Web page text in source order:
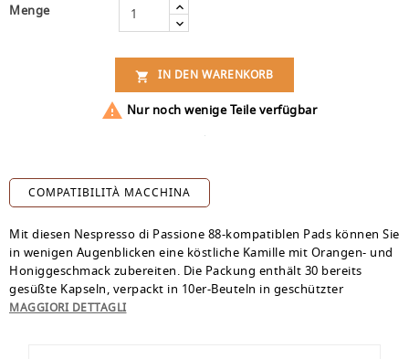
Menge
 IN DEN WARENKORB
 Nur noch wenige Teile verfügbar
COMPATIBILITÀ MACCHINA
Mit diesen Nespresso di Passione 88-kompatiblen Pads können Sie
in wenigen Augenblicken eine köstliche Kamille mit Orangen- und
Honiggeschmack zubereiten. Die Packung enthält 30 bereits
gesüßte Kapseln, verpackt in 10er-Beuteln in geschützter
Atmosphäre.
MAGGIORI DETTAGLI